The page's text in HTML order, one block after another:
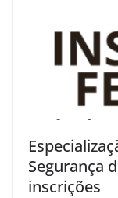
Segurança
inscrições